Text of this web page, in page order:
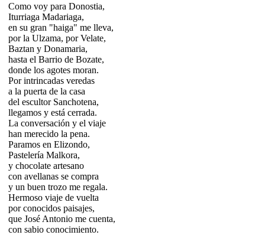
Como voy para Donostia,
Iturriaga Madariaga,
en su gran "haiga" me lleva,
por la Ulzama, por Velate,
Baztan y Donamaria,
hasta el Barrio de Bozate,
donde los agotes moran.
Por intrincadas veredas
a la puerta de la casa
del escultor Sanchotena,
llegamos y está cerrada.
La conversación y el viaje
han merecido la pena.
Paramos en Elizondo,
Pastelería Malkora,
y chocolate artesano
con avellanas se compra
y un buen trozo me regala.
Hermoso viaje de vuelta
por conocidos paisajes,
que José Antonio me cuenta,
con sabio conocimiento.